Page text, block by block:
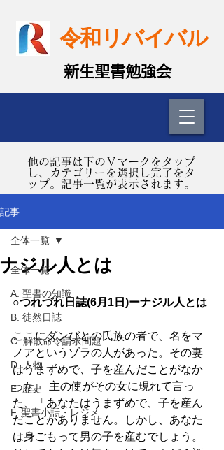
令和リバイバル
​新生聖書勉強会
​他の記事は下のＶマークをタップ
し、カテゴリーを選択し完了をタ
ップ。記事一覧が表示されます。
記事
全体一覧
A. 聖書の知識
B. 徒然日誌
C. 解散命令請求問題
D. 人物
E. 歴史
F. 聖書小話・レジメ
全体一覧
ナジル人とは
○つれづれ日誌(6月1日)ーナジル人とは
ここにダンびとの氏族の者で、名をマ
ノアというゾラの人があった。その妻
はうまずめで、子を産んだことがなか
った。 主の使がその女に現れて言っ
た、「あなたはうまずめで、子を産ん
だことがありません。しかし、あなた
は身ごもって男の子を産むでしょう。